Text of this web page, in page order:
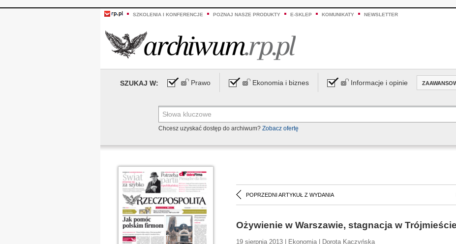
SZKOLENIA I KONFERENCJE POZNAJ NASZE PRODUKTY E-SKLEP KOMUNIKATY NEWSLETTER
SZUKAJ W: Prawo Ekonomia i biznes Informacje i opinie
Chcesz uzyskać dostęp do archiwum? Zobacz ofertę
POPRZEDNI ARTYKUŁ Z WYDANIA
Ożywienie w Warszawie, stagnacja w Trójmieście
19 sierpnia 2013 | Ekonomia | Dorota Kaczyńska